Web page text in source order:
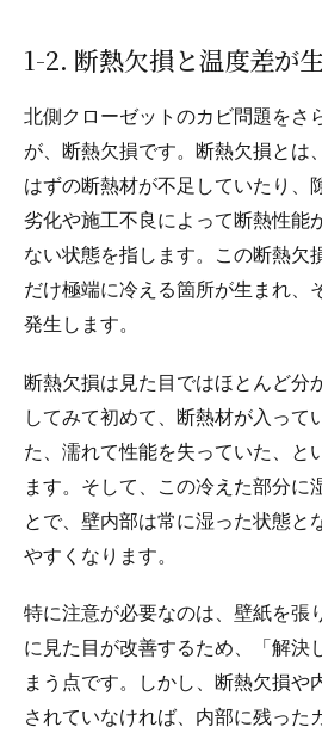
1-2. 断熱欠損と温度差が
北側クローゼットのカビ問題をさ
が、断熱欠損です。断熱欠損とは
はずの断熱材が不足していたり、
劣化や施工不良によって断熱性能
ない状態を指します。この断熱欠
だけ極端に冷える箇所が生まれ、
発生します。
断熱欠損は見た目ではほとんど分
してみて初めて、断熱材が入って
た、濡れて性能を失っていた、と
ます。そして、この冷えた部分に
とで、壁内部は常に湿った状態と
やすくなります。
特に注意が必要なのは、壁紙を張
に見た目が改善するため、「解決
まう点です。しかし、断熱欠損や
されていなければ、内部に残った